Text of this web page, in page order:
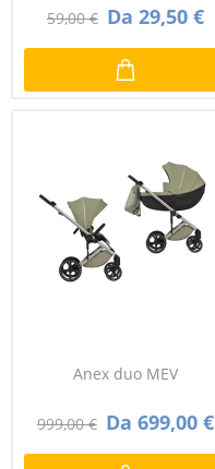
59,00 € Da 29,50 €
Anex duo MEV
999,00 € Da 699,00 €